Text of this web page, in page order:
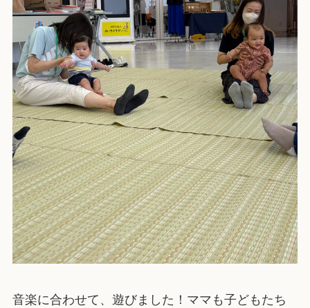
音楽に合わせて、遊びました！ママも子どもたち